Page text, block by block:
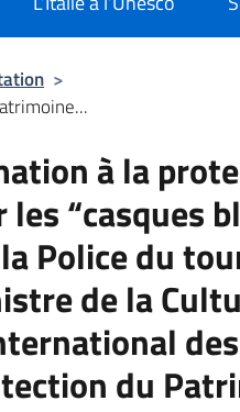
>
à la
“casques
Police du
de la
du